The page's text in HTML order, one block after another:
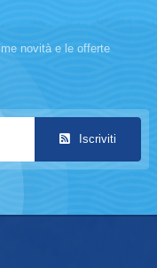
novità e le offerte
Iscriviti